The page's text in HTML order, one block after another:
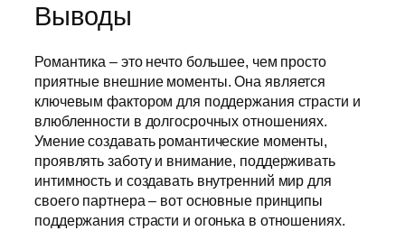
Выводы
Романтика – это нечто большее, чем просто
приятные внешние моменты. Она является
ключевым фактором для поддержания страсти и
влюбленности в долгосрочных отношениях.
Умение создавать романтические моменты,
проявлять заботу и внимание, поддерживать
интимность и создавать внутренний мир для
своего партнера – вот основные принципы
поддержания страсти и огонька в отношениях.